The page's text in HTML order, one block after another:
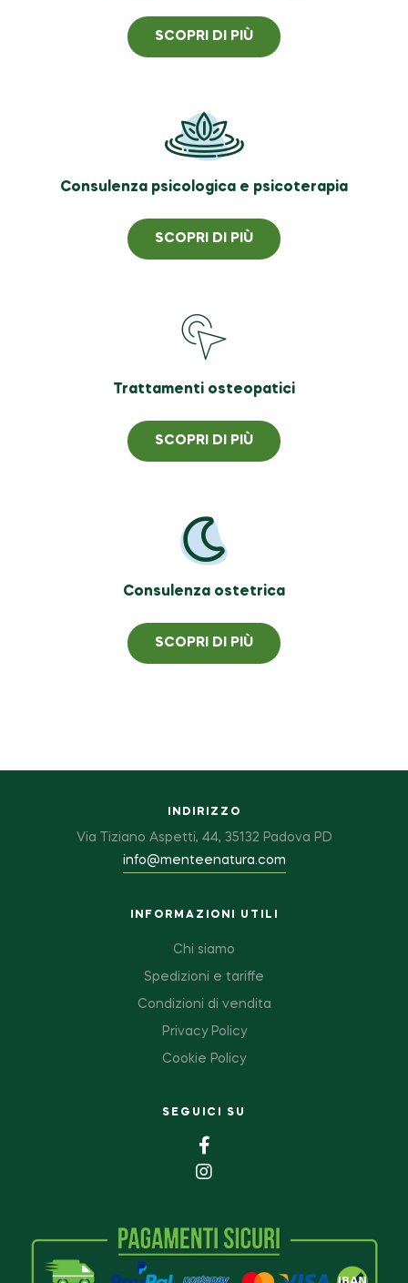
SCOPRI DI PIÙ
Consulenza psicologica e psicoterapia
SCOPRI DI PIÙ
Trattamenti osteopatici
SCOPRI DI PIÙ
Consulenza ostetrica
SCOPRI DI PIÙ
INDIRIZZO
Via Tiziano Aspetti, 44, 35132 Padova PD
info@menteenatura.com
INFORMAZIONI UTILI
Chi siamo
Spedizioni e tariffe
Condizioni di vendita
Privacy Policy
Cookie Policy
SEGUICI SU